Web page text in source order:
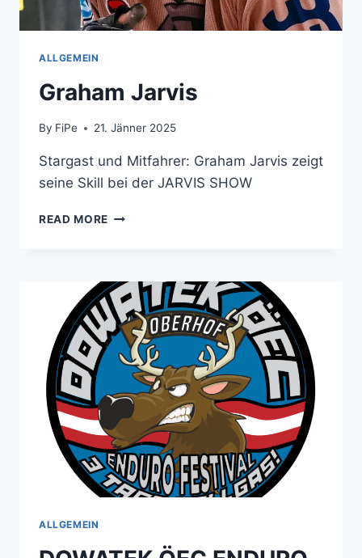
ALLGEMEIN
Graham Jarvis
By FiPe 21. Jänner 2025
Stargast und Mitfahrer: Graham Jarvis zeigt
seine Skill bei der JARVIS SHOW
READ MORE GRAHAM
ALLGEMEIN